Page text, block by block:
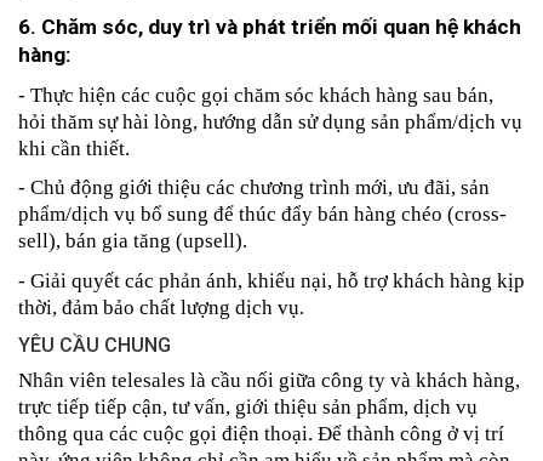
6. Chăm sóc, duy trì và phát triển mối quan hệ khách
hàng:
- Thực hiện các cuộc gọi chăm sóc khách hàng sau bán,
hỏi thăm sự hài lòng, hướng dẫn sử dụng sản phẩm/dịch vụ
khi cần thiết.
- Chủ động giới thiệu các chương trình mới, ưu đãi, sản
phẩm/dịch vụ bổ sung để thúc đẩy bán hàng chéo (cross-
sell), bán gia tăng (upsell).
- Giải quyết các phản ánh, khiếu nại, hỗ trợ khách hàng kịp
thời, đảm bảo chất lượng dịch vụ.
YÊU CẦU CHUNG
Nhân viên telesales là cầu nối giữa công ty và khách hàng,
trực tiếp tiếp cận, tư vấn, giới thiệu sản phẩm, dịch vụ
thông qua các cuộc gọi điện thoại. Để thành công ở vị trí